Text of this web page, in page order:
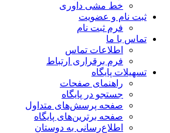
خط مشی داوری
ثبت نام و عضویت
فرم ثبت نام
تماس با ما
اطلاعات تماس
فرم برقراری ارتباط
تسهیلات پایگاه
راهنمای صفحات
جستجو در پایگاه
صفحه پرسش‌های متداول
صفحه برترین‌های پایگاه
اطلاع‌رسانی به دوستان